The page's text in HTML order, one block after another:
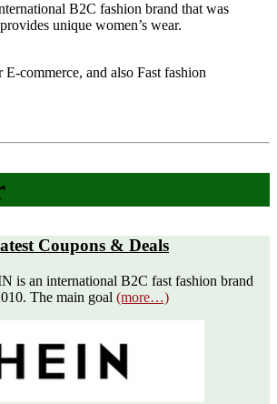
B2C fashion brand that was
unique women’s wear.
commerce, and also Fast fashion
Coupons & Deals
is an international B2C fast fashion brand
The main goal (more…)